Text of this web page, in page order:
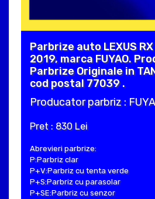
Parbrize auto LEXUS
2019, marca FUYAO.
Parbrize Originale in
cod postal 77039 .
Producator parbriz :
Pret : 830 Lei
Abrevieri parbrize:
P:Parbriz clar
P+V:Parbriz cu tenta verde
P+S:Parbriz cu parasolar
P+SE:Parbriz cu senzor